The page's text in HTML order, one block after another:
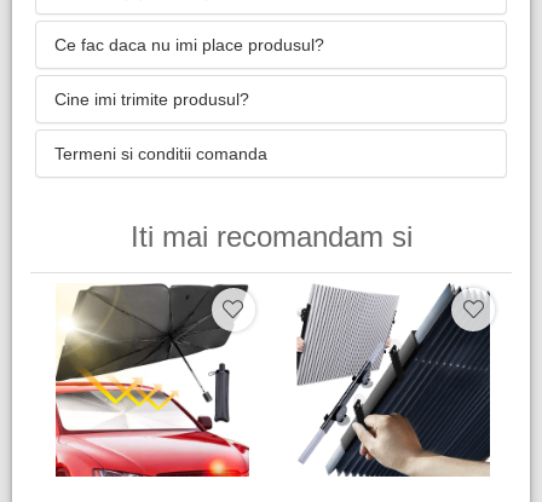
Ce fac daca nu imi place produsul?
Cine imi trimite produsul?
Termeni si conditii comanda
Iti mai recomandam si